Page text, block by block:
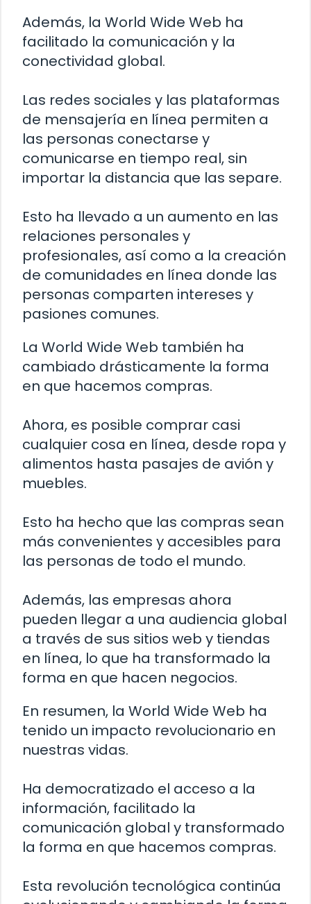
Además, la World Wide Web ha
facilitado la comunicación y la
conectividad global.
Las redes sociales y las plataformas
de mensajería en línea permiten a
las personas conectarse y
comunicarse en tiempo real, sin
importar la distancia que las separe.
Esto ha llevado a un aumento en las
relaciones personales y
profesionales, así como a la creación
de comunidades en línea donde las
personas comparten intereses y
pasiones comunes.
La World Wide Web también ha
cambiado drásticamente la forma
en que hacemos compras.
Ahora, es posible comprar casi
cualquier cosa en línea, desde ropa y
alimentos hasta pasajes de avión y
muebles.
Esto ha hecho que las compras sean
más convenientes y accesibles para
las personas de todo el mundo.
Además, las empresas ahora
pueden llegar a una audiencia global
a través de sus sitios web y tiendas
en línea, lo que ha transformado la
forma en que hacen negocios.
En resumen, la World Wide Web ha
tenido un impacto revolucionario en
nuestras vidas.
Ha democratizado el acceso a la
información, facilitado la
comunicación global y transformado
la forma en que hacemos compras.
Esta revolución tecnológica continúa